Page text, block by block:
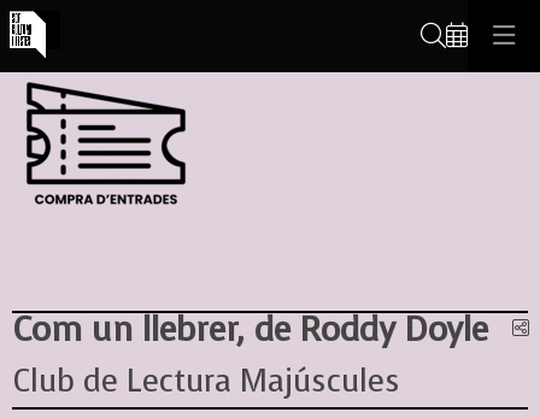
Com un llebrer, de Roddy Doyle
Club de Lectura Majúscules